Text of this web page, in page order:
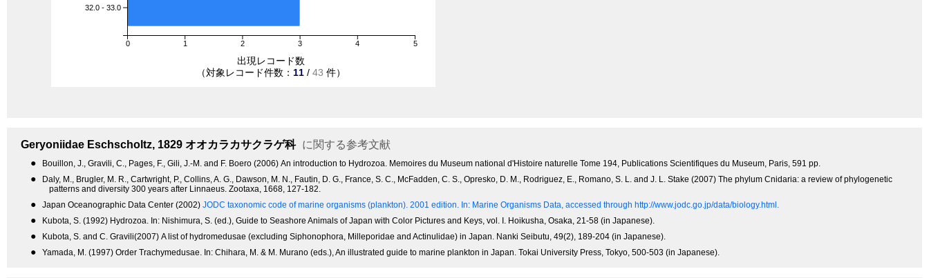
0 1 2 3 4 5
32.0 - 33.0
出現レコード数
（対象レコード件数： 11 / 43 件）
Geryoniidae Eschscholtz, 1829 オオカラカサクラゲ科 に関する参考文献
● Bouillon, J., Gravili, C., Pages, F., Gili, J.-M. and F. Boero (2006) An introduction to Hydrozoa. Memoires du Museum national d'Histoire naturelle Tome 194, Publications Scientifiques du Museum, Paris, 591 pp.
●
Daly, M., Brugler, M. R., Cartwright, P., Collins, A. G., Dawson, M. N., Fautin, D. G., France, S. C., McFadden, C. S., Opresko, D. M., Rodriguez, E., Romano, S. L. and J. L. Stake (2007) The phylum Cnidaria: a review of phylogenetic
patterns and diversity 300 years after Linnaeus. Zootaxa, 1668, 127-182.
● Japan Oceanographic Data Center (2002) JODC taxonomic code of marine organisms (plankton). 2001 edition. In: Marine Organisms Data, accessed through http://www.jodc.go.jp/data/biology.html.
● Kubota, S. (1992) Hydrozoa. In: Nishimura, S. (ed.), Guide to Seashore Animals of Japan with Color Pictures and Keys, vol. I. Hoikusha, Osaka, 21-58 (in Japanese).
● Kubota, S. and C. Gravili(2007) A list of hydromedusae (excluding Siphonophora, Milleporidae and Actinulidae) in Japan. Nanki Seibutu, 49(2), 189-204 (in Japanese).
● Yamada, M. (1997) Order Trachymedusae. In: Chihara, M. & M. Murano (eds.), An illustrated guide to marine plankton in Japan. Tokai University Press, Tokyo, 500-503 (in Japanese).